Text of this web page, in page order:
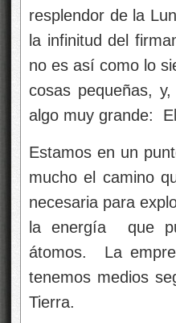
resplendor de la
la infinitud del
no es así como lo
cosas pequeñas,
algo muy grande:
Estamos en un
mucho el camino
necesaria para
la energía que
átomos. La
tenemos medios
Tierra.